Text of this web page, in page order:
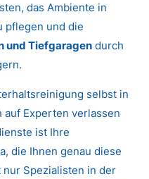
das Ambiente in
pflegen und die
und Tiefgaragen durch
selbst in
Experten verlassen
ist Ihre
die Ihnen genau diese
Spezialisten in der